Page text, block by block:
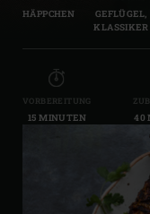
HÄPPCHEN
GEFLÜGEL,
KLASSIKER
VORBEREITUNG
15 MINUTEN 40